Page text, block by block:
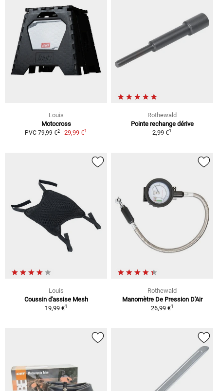
Louis
Motocross
PVC 79,99 €2 29,99 €1
Rothewald
Pointe rechange dérive
2,99 €1
Louis
Coussin d'assise Mesh
19,99 €1
Rothewald
Manomètre De Pression D'Air
26,99 €1